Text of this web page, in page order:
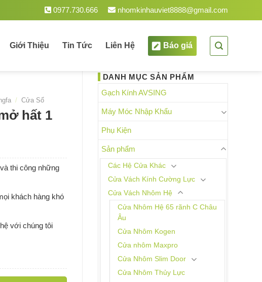
0977.730.666 nhomkinhauviet8888@gmail.com
Giới Thiệu Tin Tức Liên Hệ Báo giá
DANH MỤC SẢN PHẨM
Gạch Kính AVSING
Máy Móc Nhập Khẩu
Phụ Kiện
Sản phẩm
Các Hệ Cửa Khác
Cửa Vách Kính Cường Lực
Cửa Vách Nhôm Hệ
Cửa Nhôm Hệ 65 rãnh C Châu
Âu
Cửa Nhôm Kogen
Cửa nhôm Maxpro
Cửa Nhôm Slim Door
Cửa Nhôm Thủy Lực
/ Cửa Sổ
hất 1
thi công những
khách hàng khó
với chúng tôi